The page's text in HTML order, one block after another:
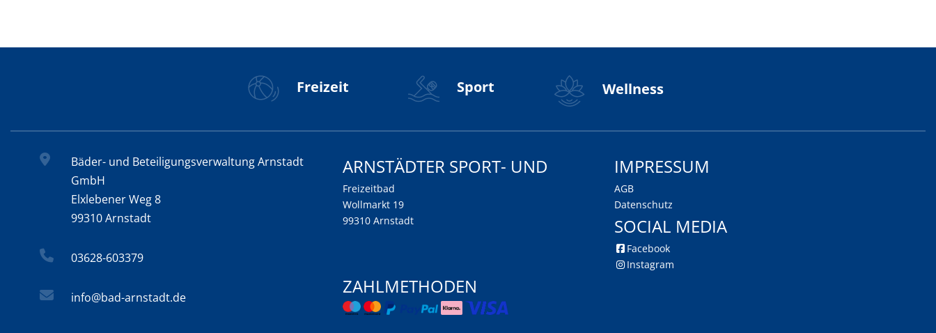
Freizeit Sport Wellness
Bäder- und Beteiligungsverwaltung Arnstadt
GmbH
Elxlebener Weg 8
99310 Arnstadt
03628-603379
info@bad-arnstadt.de
Arnstädter Sport- und
Freizeitbad
Wollmarkt 19
99310 Arnstadt
Impressum
AGB
Datenschutz
Social Media
Facebook
Instagram
Zahlmethoden